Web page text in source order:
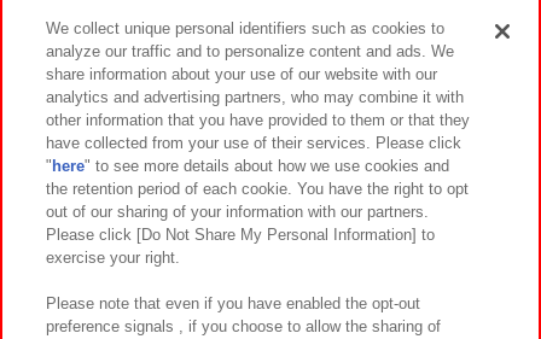
イベント・キャンペーン
関連会社 サステナビリティ サイトポリシー
プライバシーポリシー ウェブアクセシビリティ方針と検証結果
お取引先さまとともに
カスタマーハラスメント対応方針 よくあるご質問・お問い合わせ
We collect unique personal identifiers such as cookies to
analyze our traffic and to personalize content and ads. We
share information about your use of our website with our
analytics and advertising partners, who may combine it with
other information that you have provided to them or that they
have collected from your use of their services. Please click
" here" to see more details about how we use cookies and
the retention period of each cookie. You have the right to opt
out of our sharing of your information with our partners.
Please click [Do Not Share My Personal Information] to
exercise your right.
Please note that even if you have enabled the opt-out
preference signals , if you choose to allow the sharing of